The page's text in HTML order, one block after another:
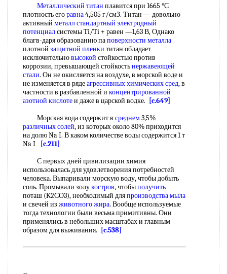
Металлический титан плавится при 1665 °С
плотность егоравна4,505 г/смЗ. Титан — довольно
активный металл стандартный электродный
потенциалсистемы Ti/Ti + равен —1,63 В, Однако
благв-даря образованию паповерхности металла
плотной защитной пленки титан обладает
исключительновысокой стойкостью против
коррозии, превышающей стойкостьнержавеющей
стали. Он не окисляется на воздухе, в морской воде и
не изменяется в рядеагрессивных химических сред, в
частности в разбавленной и концентрированной
азотной кислотеи даже в царской водке.
[c.649]
Морская вода содержит в среднем3,5%
различных солей, из которых около 80% приходится
на долю Na I. В каком количестве воды содержится 1 т
Na I
[c.211]
С первых дней цивилизации химия
использовалась для удовлетворения потребностей
человека. Выпаривали морскую воду, чтобы добыть
соль. Промывали золукостров, чтобыполучить
поташ (К2СО3), необходимый дляпроизводства мыла
и свечей из животного жира. Вообще используемые
тогда технологии были весьма примитивны. Они
применялись в небольших масштабах и главным
образом для выживания.
[c.538]